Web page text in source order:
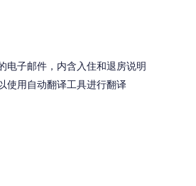
电子邮件，内含入住和退房说明
使用自动翻译工具进行翻译